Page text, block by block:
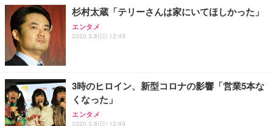
杉村太蔵「テリーさんは家にいてほしかった」
エンタメ
2020.3.8(日) 12:45
3時のヒロイン、新型コロナの影響「営業5本な
くなった」
エンタメ
2020.3.8(日) 12:49